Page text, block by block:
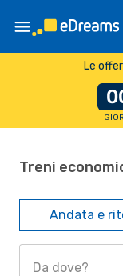
Le
Treni
Andata e
Da dove?